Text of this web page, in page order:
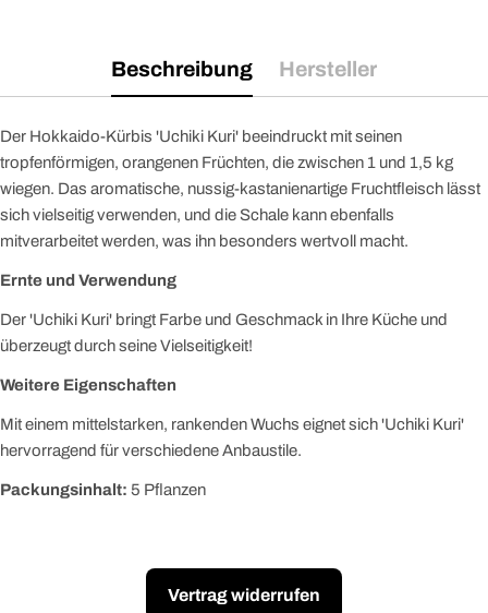
Beschreibung Hersteller
Der Hokkaido-Kürbis 'Uchiki Kuri' beeindruckt mit seinen
tropfenförmigen, orangenen Früchten, die zwischen 1 und 1,5 kg
wiegen. Das aromatische, nussig-kastanienartige Fruchtfleisch lässt
sich vielseitig verwenden, und die Schale kann ebenfalls
mitverarbeitet werden, was ihn besonders wertvoll macht.
Ernte und Verwendung
Der 'Uchiki Kuri' bringt Farbe und Geschmack in Ihre Küche und
überzeugt durch seine Vielseitigkeit!
Weitere Eigenschaften
Mit einem mittelstarken, rankenden Wuchs eignet sich 'Uchiki Kuri'
hervorragend für verschiedene Anbaustile.
Packungsinhalt: 5 Pflanzen
Vertrag widerrufen